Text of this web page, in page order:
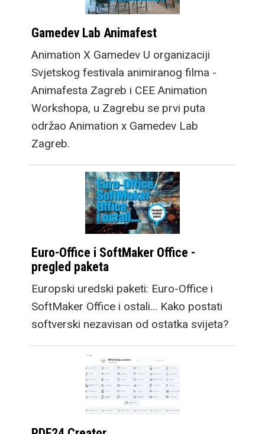
da iako je na prvu manji
od novog Fold8 Ultra
modela, video sadržaj
na njemu je gotovo iste
veličine, dok croppanje
za dobivanje fullscreen
iskustva reže vrlo mali
Osim mobitela,
Samsung predstavlja i
nove satove, Galaxy
Watch9, kao i premium
opciju, Galaxy Watch
baterija koje omogućuju
dulje trajanje bez
punjača, prelazak na
skok u performansama
sustava. Samsung
Galaxy Watch9 dolazi u
Gamedev Lab Animafest
Animation X Gamedev U organizaciji
Svjetskog festivala animiranog filma -
Animafesta Zagreb i CEE Animation
Workshopa, u Zagrebu se prvi puta
održao Animation x Gamedev Lab
Zagreb.
Euro-Office i SoftMaker Office -
pregled paketa
Europski uredski paketi: Euro-Office i
SoftMaker Office i ostali... Kako postati
softverski nezavisan od ostatka svijeta?